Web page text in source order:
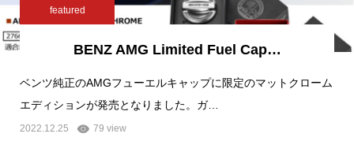
featured
BENZ AMG Limited Fuel Cap…
ベンツ純正のAMGフューエルキャップに限定のマットクローム
エディションが発売となりました。ガ…
2022.12.25 79 view